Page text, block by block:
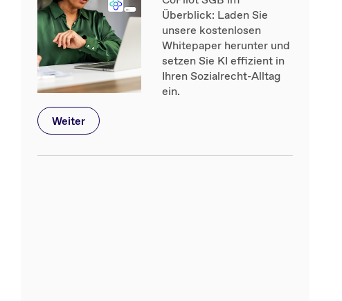
Überblick: Laden Sie
unsere kostenlosen
Whitepaper herunter und
setzen Sie KI effizient in
Ihren Sozialrecht-Alltag
ein.
Weiter